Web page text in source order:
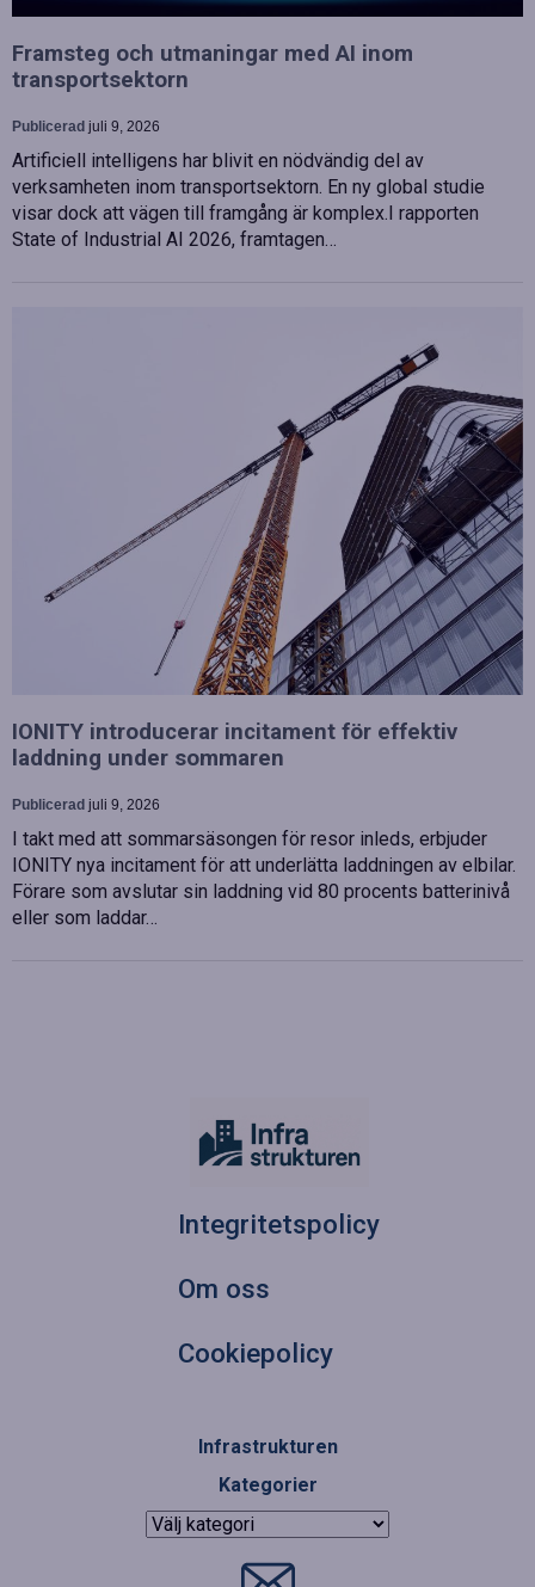
Framsteg och utmaningar med AI inom
transportsektorn
Publicerad juli 9, 2026
Artificiell intelligens har blivit en nödvändig del av
verksamheten inom transportsektorn. En ny global studie
visar dock att vägen till framgång är komplex.I rapporten
State of Industrial AI 2026, framtagen…
IONITY introducerar incitament för effektiv
laddning under sommaren
Publicerad juli 9, 2026
I takt med att sommarsäsongen för resor inleds, erbjuder
IONITY nya incitament för att underlätta laddningen av elbilar.
Förare som avslutar sin laddning vid 80 procents batterinivå
eller som laddar…
Integritetspolicy
Om oss
Cookiepolicy
Infrastrukturen
Kategorier
Kategorier